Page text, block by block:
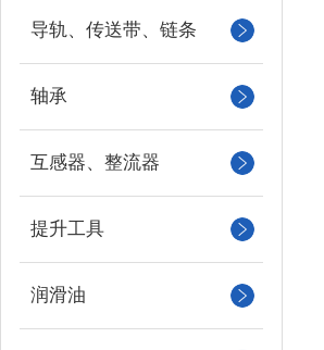
导轨、传送带、链条
轴承
互感器、整流器
提升工具
润滑油